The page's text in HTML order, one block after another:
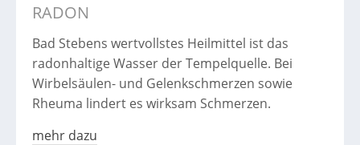
RADON
Bad Stebens wertvollstes Heilmittel ist das
radonhaltige Wasser der Tempelquelle. Bei
Wirbelsäulen- und Gelenkschmerzen sowie
Rheuma lindert es wirksam Schmerzen.
mehr dazu